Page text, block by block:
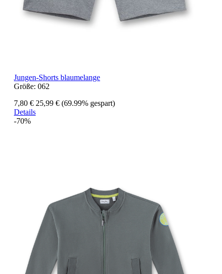
Jungen-Shorts blaumelange
Größe: 062
7,80 € 25,99 € (69.99% gespart)
Details
-70%